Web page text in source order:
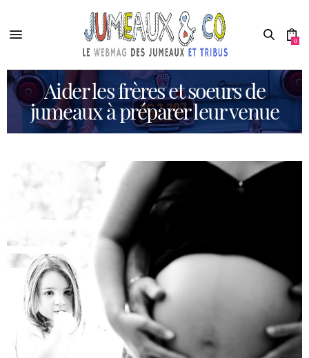
0
Aider les frères et soeurs de
jumeaux à préparer leur venue